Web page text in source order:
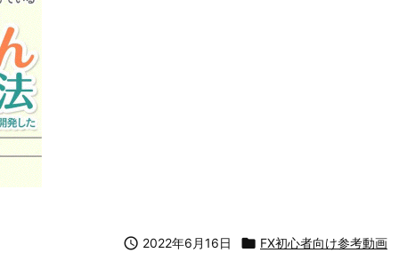
 2022年6月16日  FX初心者向け参考動画